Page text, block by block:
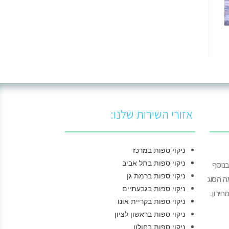
הסוג
אזורי השירות שלנו:
ניקוי ספות במרכז
ניקוי ספות בתל אביב
ניקוי ספות ברמת גן
ניקוי ספות בגבעתיים
ניקוי ספות בקריית אונו
ניקוי ספות בראשון לציון
ניקוי ספות בחולון